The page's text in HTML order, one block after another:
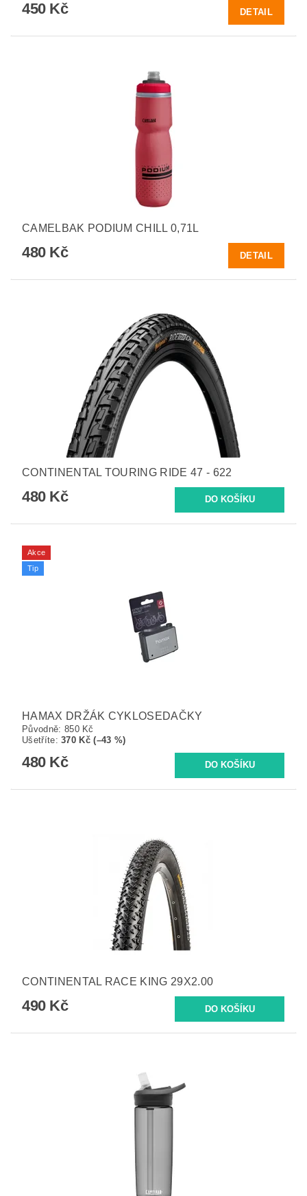
450 Kč DETAIL
CAMELBAK PODIUM CHILL 0,71L
480 Kč DETAIL
CONTINENTAL TOURING RIDE 47 - 622
480 Kč
Akce
Tip
HAMAX DRŽÁK CYKLOSEDAČKY
Původně: 850 Kč
Ušetříte:370 Kč (–43 %)
480 Kč
CONTINENTAL RACE KING 29X2.00
490 Kč